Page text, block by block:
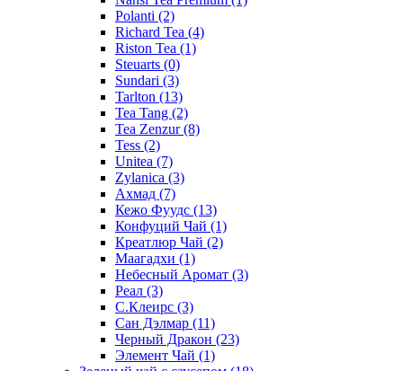
Polanti (2)
Richard Tea (4)
Riston Tea (1)
Steuarts (0)
Sundari (3)
Tarlton (13)
Tea Tang (2)
Tea Zenzur(8)
Tess (2)
Unitea (7)
Zylanica (3)
Ахмад (7)
Кежо Фуудс (13)
Конфуций Чай (1)
Креатлюр Чай (2)
Маагадхи (1)
Небесный Аромат (3)
Реал (3)
С.Клеирс (3)
Сан Дэлмар (11)
Черный Дракон (23)
Элемент Чай (1)